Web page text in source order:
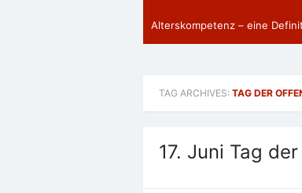
Alterskompetenz – eine
TAG ARCHIVES: TAG DER
17. Juni Tag